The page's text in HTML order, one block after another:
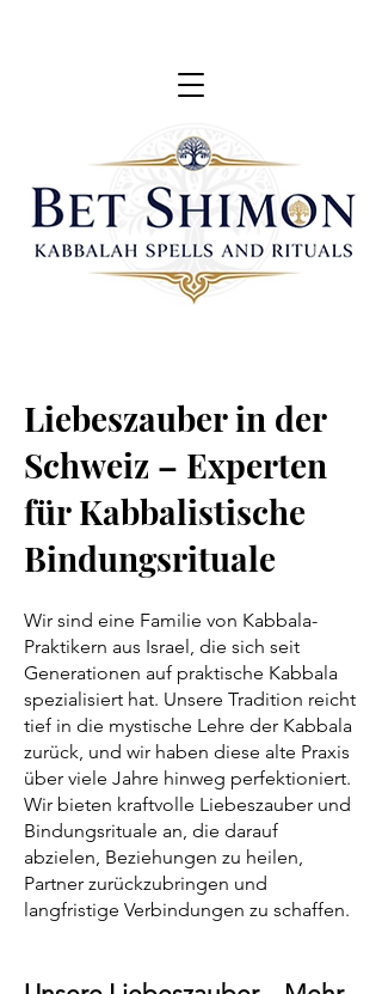
Liebeszauber in der
Schweiz – Experten
für Kabbalistische
Bindungsrituale
Wir sind eine Familie von Kabbala-
Praktikern aus Israel, die sich seit
Generationen auf praktische Kabbala
spezialisiert hat. Unsere Tradition reicht
tief in die mystische Lehre der Kabbala
zurück, und wir haben diese alte Praxis
über viele Jahre hinweg perfektioniert.
Wir bieten kraftvolle Liebeszauber und
Bindungsrituale an, die darauf
abzielen, Beziehungen zu heilen,
Partner zurückzubringen und
langfristige Verbindungen zu schaffen.